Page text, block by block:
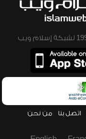
اتصل بنا من نحن